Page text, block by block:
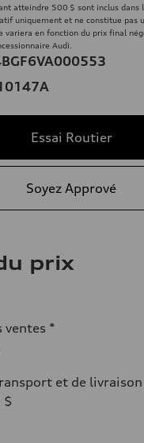
atteindre 500 $ sont inclus dans
uniquement et ne constitue pas
variera en fonction du prix final
Audi.
Essai Routier
Soyez Apprové
prix
ventes *
et de livraison
$